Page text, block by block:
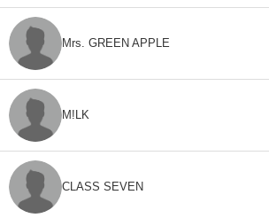
Mrs. GREEN APPLE
M!LK
CLASS SEVEN